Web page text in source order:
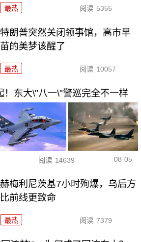
最热 阅读 5355
特朗普突然关闭领事馆，高市早
苗的美梦该醒了
最热 阅读 10057
！东大\"八一\"警巡完全不一样
阅读 14639 08-05
赫梅利尼茨基7小时殉爆，乌后方
比前线更致命
最热 阅读 7379